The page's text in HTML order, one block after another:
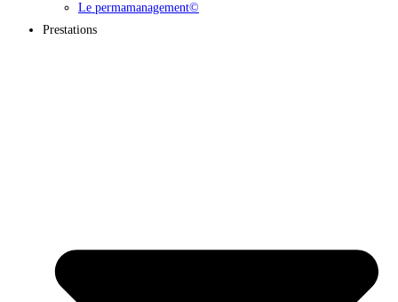
Le permamanagement©
Prestations